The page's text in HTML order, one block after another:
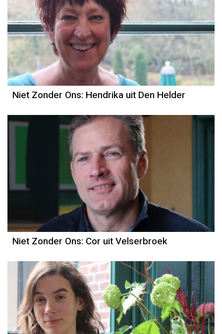
Niet Zonder Ons: Hendrika uit Den Helder
Niet Zonder Ons: Cor uit Velserbroek